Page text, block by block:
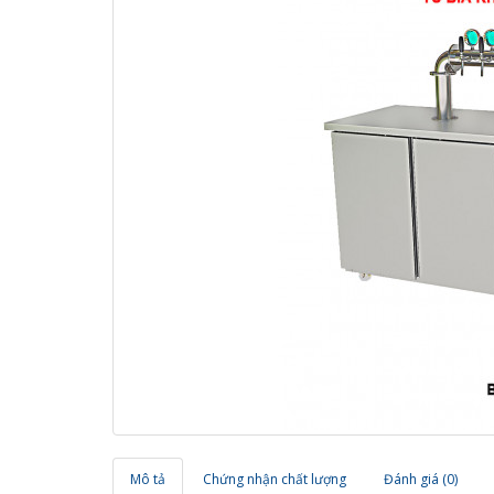
Mô tả Chứng nhận chất lượng Đánh giá (0)